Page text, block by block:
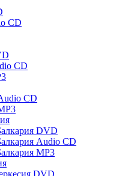
CD
CD
CD
DVD
Audio CD
MP3
DVD